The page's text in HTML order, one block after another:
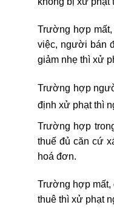
Trường hợp
việc, người bán
giảm nhẹ thì xử
Trường hợp
định xử phạt thì
Trường hợp
thuế đủ căn cứ
hoá đơn.
Trường hợp mất,
thuê thì xử phạt